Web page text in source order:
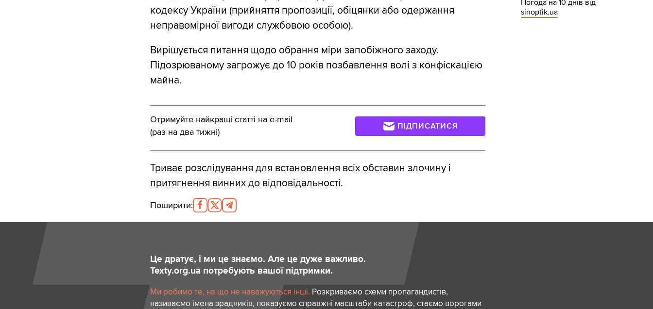
кодексу України (прийняття пропозиції, обіцянки або одержання
неправомірної вигоди службовою особою).
Вирішується питання щодо обрання міри запобіжного заходу.
Підозрюваному загрожує до 10 років позбавлення волі з конфіскацією
майна.
Отримуйте найкращі статті на e-mail
(раз на два тижні)
ПІДПИСАТИСЯ
Триває розслідування для встановлення всіх обставин злочину і
притягнення винних до відповідальності.
Поширити:
Це дратує, і ми це знаємо. Але це дуже важливо.
Texty.org.ua потребують вашої підтримки.
Ми робимо те, на що не наважуються інші. Розкриваємо схеми пропагандистів,
називаємо імена зрадників, показуємо справжні масштаби катастроф, стаємо ворогами
Погода на 10 днів від
sinoptik.ua